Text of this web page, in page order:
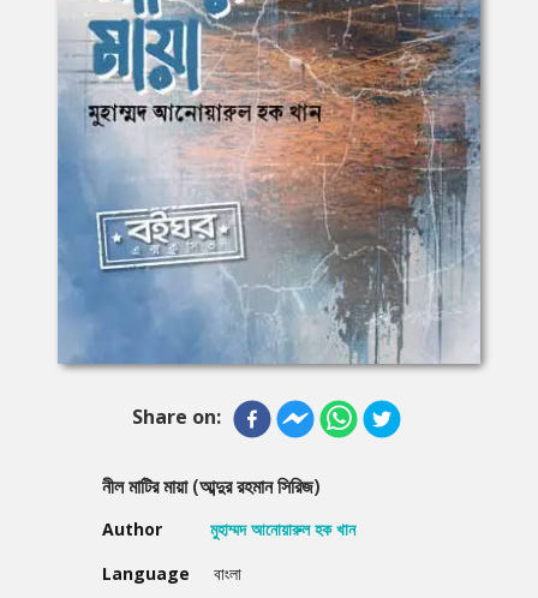
Share on:
নীল মাটির মায়া (আব্দুর রহমান সিরিজ)
Author
মুহাম্মদ আনোয়ারুল হক খান
Language
বাংলা